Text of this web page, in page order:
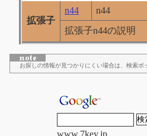
拡張子
n44
n44
拡張子n44の説明
お探しの情報が見つかりにくい場合は、検索ボ
www.7key.jp